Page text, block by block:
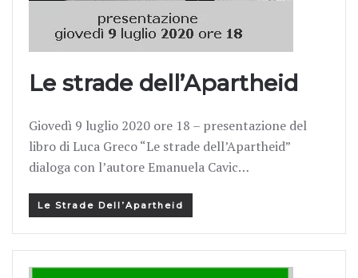
Le strade dell’Apartheid
Giovedì 9 luglio 2020 ore 18 – presentazione del
libro di Luca Greco “Le strade dell’Apartheid”
dialoga con l’autore Emanuela Cavic…
Le Strade Dell’Apartheid